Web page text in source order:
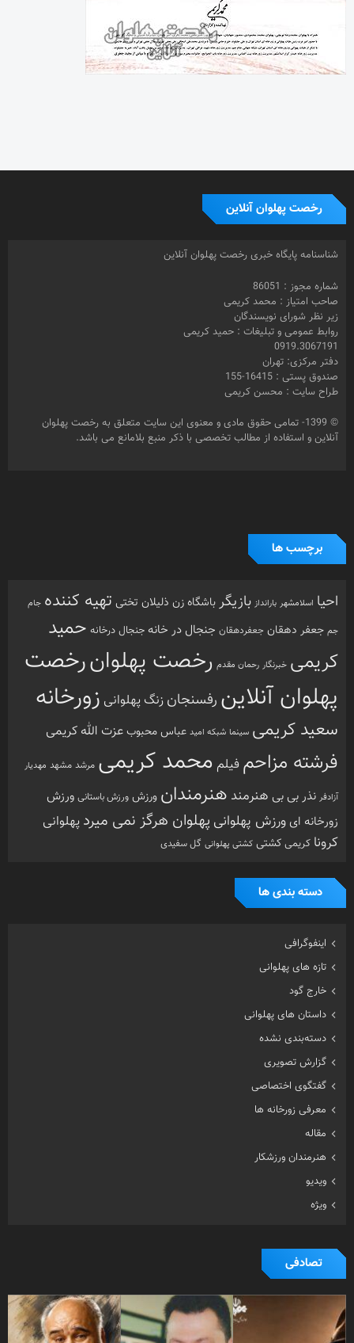
رخصت پهلوان آنلاین
شناسنامه پایگاه خبری رخصت پهلوان آنلاین
شماره مجوز : 86051
صاحب امتیاز : محمد کریمی
زیر نظر شورای نویسندگان
روابط عمومی و تبلیغات : حمید کریمی
0919.3067191
دفتر مرکزی: تهران
صندوق پستی : 16415-155
طراح سایت : محسن کریمی
© 1399- تمامی حقوق مادی و معنوی این سایت متعلق به رخصت پهلوان
آنلاین و استفاده از مطالب تخصصی با ذکر منبع بلامانع می باشد.
برچسب ها
احیا اسلامشهر بارانداز بازیگرباشگاه زن ذلیلان تختی تهیه کننده جام
جم جعفر دهقان جعفردهقان جنجال در خانه جنجال درخانه حمید
کریمی خبرنگار رحمان مقدم رخصت پهلوانرخصت
پهلوان آنلاین رفسنجان زنگ پهلوانی زورخانه
سعید کریمی سینما شبکه امید عباس محبوبعزت الله کریمی
فرشته مزاحمفیلم محمد کریمی مرشد مشهد مهدیار
آزادفر نذر بی بی هنرمند هنرمندان ورزش ورزش باستانی ورزش
زورخانه ای ورزش پهلوانی پهلوان هرگز نمی میرد پهلوانی
کرونا کریمی کشتی کشتی پهلوانی گل سفیدی
دسته بندی ها
اینفوگرافی
تازه های پهلوانی
خارج گود
داستان های پهلوانی
دسته‌بندی نشده
گزارش تصویری
گفتگوی اختصاصی
معرفی زورخانه ها
مقاله
هنرمندان ورزشکار
ویدیو
ویژه
تصادفی